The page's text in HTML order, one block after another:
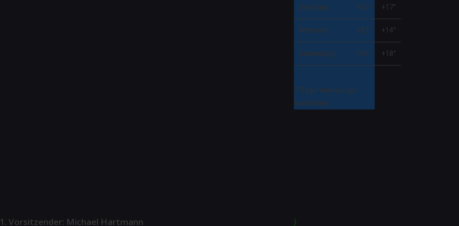
Dienstag +29° +17°
Mittwoch +33° +14°
Donnerstag +36° +18°
7-Tage-Vorhersage
nachsehen
1. Vorsitzender: Michael Hartmann :)